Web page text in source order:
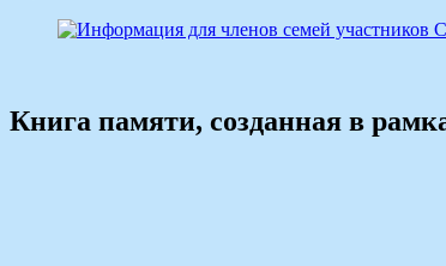
Книга памяти, созданная в